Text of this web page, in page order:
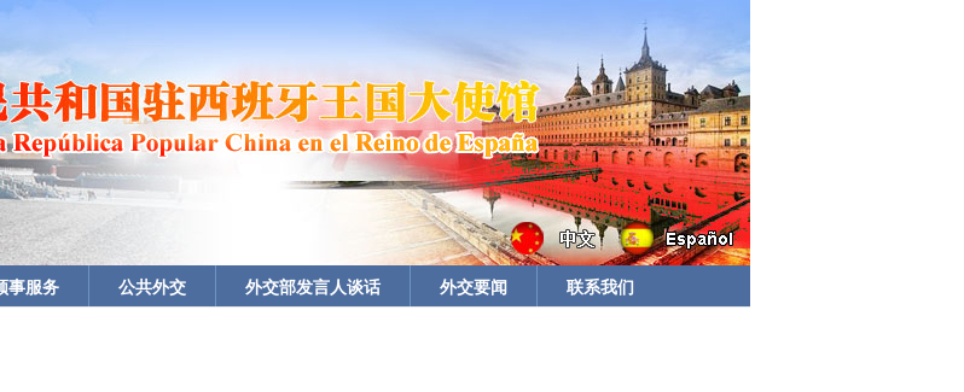
事服务 公共外交 外交部发言人谈话 外交要闻 联系我们